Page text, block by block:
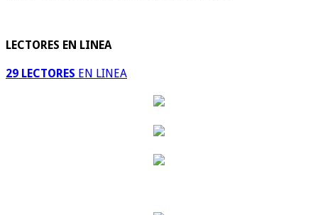
LECTORES EN LINEA
29 LECTORES EN LINEA